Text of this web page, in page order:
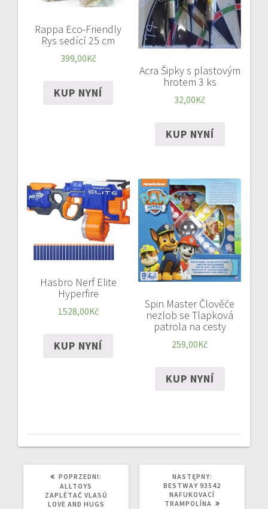
Rappa Eco-Friendly
Rys sedící 25 cm
399,00Kč
KUP NYNÍ
Acra Šipky s plastovým
hrotem 3 ks
32,00Kč
KUP NYNÍ
Hasbro Nerf Elite
Hyperfire
1528,00Kč
KUP NYNÍ
Spin Master Člověče
nezlob se Tlapková
patrola na cesty
259,00Kč
KUP NYNÍ
POPRZEDNI:
ALLTOYS
ZAPLÉTAČ VLASŮ
LOVE AND HUGS
NASTĘPNY:
WPIS:
BESTWAY 93542
NAFUKOVACÍ
TRAMPOLÍNA